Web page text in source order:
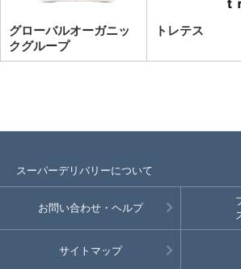
グローバルオーガニッ
クグループ
トレテス
スーパーデリバリーについて
お問い合わせ・ヘルプ
サイトマップ